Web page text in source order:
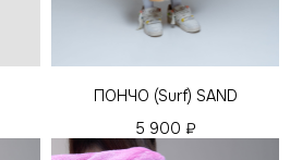
ПОНЧО (Surf) SAND
5 900 ₽